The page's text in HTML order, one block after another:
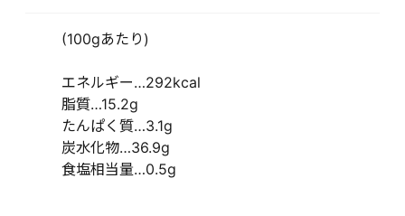
(100gあたり)
エネルギー…292kcal
脂質…15.2g
たんぱく質…3.1g
炭水化物…36.9g
食塩相当量…0.5g